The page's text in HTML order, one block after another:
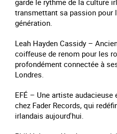
garde le rythme de la culture
transmettant sa passion pour
génération.
Leah Hayden Cassidy –
coiffeuse de renom pour les
profondément connectée à
Londres.
EFÉ – Une artiste
chez Fader Records, qui
irlandais aujourd'hui.